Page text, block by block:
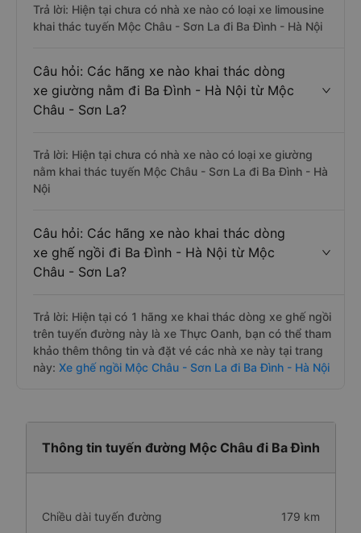
Trả lời: Hiện tại chưa có nhà xe nào có loại xe limousine
khai thác tuyến Mộc Châu - Sơn La đi Ba Đình - Hà Nội
Câu hỏi: Các hãng xe nào khai thác dòng
xe giường nằm đi Ba Đình - Hà Nội từ Mộc
Châu - Sơn La?
Trả lời: Hiện tại chưa có nhà xe nào có loại xe giường
nằm khai thác tuyến Mộc Châu - Sơn La đi Ba Đình - Hà
Nội
Câu hỏi: Các hãng xe nào khai thác dòng
xe ghế ngồi đi Ba Đình - Hà Nội từ Mộc
Châu - Sơn La?
Trả lời: Hiện tại có 1 hãng xe khai thác dòng xe ghế ngồi
trên tuyến đường này là xe Thực Oanh, bạn có thể tham
khảo thêm thông tin và đặt vé các nhà xe này tại trang
này: Xe ghế ngồi Mộc Châu - Sơn La đi Ba Đình - Hà Nội
Thông tin tuyến đường Mộc Châu đi Ba Đình
Chiều dài tuyến đường 179 km